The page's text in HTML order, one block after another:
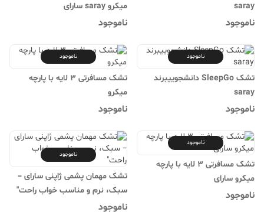
saray
ناموجود
میکرو saray سارای
ناموجود
ناموجود
تشک SleepGo دانشجوییبرند
saray
ناموجود
ناموجود
تشک مسافرتی 3 لایه با پارچه
میکرو
ناموجود
ناموجود
تشک مسافرتی 3 لایه با پارچه
میکرو سارای
ناموجود
ناموجود
تشک مهمان پشمی ژاپنی سارای –
سبک، نرم و مناسب خواب راحت"
ناموجود